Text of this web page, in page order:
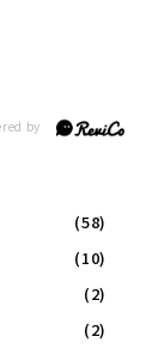
(58)
(10)
(2)
(2)